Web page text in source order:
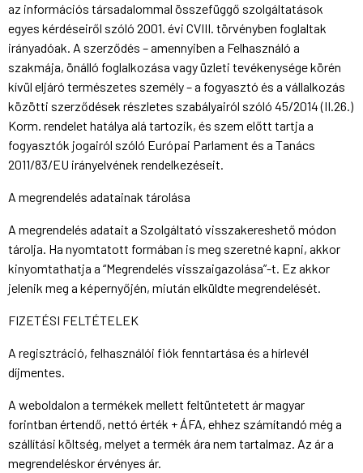
az információs társadalommal összefüggő szolgáltatások
egyes kérdéseiről szóló 2001. évi CVIII. törvényben foglaltak
irányadóak. A szerződés – amennyiben a Felhasználó a
szakmája, önálló foglalkozása vagy üzleti tevékenysége körén
kívül eljáró természetes személy – a fogyasztó és a vállalkozás
közötti szerződések részletes szabályairól szóló 45/2014 (II.26.)
Korm. rendelet hatálya alá tartozik, és szem előtt tartja a
fogyasztók jogairól szóló Európai Parlament és a Tanács
2011/83/EU irányelvének rendelkezéseit.
A megrendelés adatainak tárolása
A megrendelés adatait a Szolgáltató visszakereshető módon
tárolja. Ha nyomtatott formában is meg szeretné kapni, akkor
kinyomtathatja a “Megrendelés visszaigazolása”-t. Ez akkor
jelenik meg a képernyőjén, miután elküldte megrendelését.
FIZETÉSI FELTÉTELEK
A regisztráció, felhasználói fiók fenntartása és a hírlevél
díjmentes.
A weboldalon a termékek mellett feltüntetett ár magyar
forintban értendő, nettó érték + ÁFA, ehhez számítandó még a
szállítási költség, melyet a termék ára nem tartalmaz. Az ár a
megrendeléskor érvényes ár.